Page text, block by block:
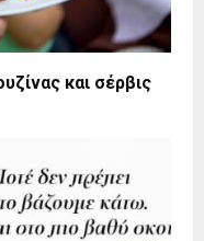
και σέρβις